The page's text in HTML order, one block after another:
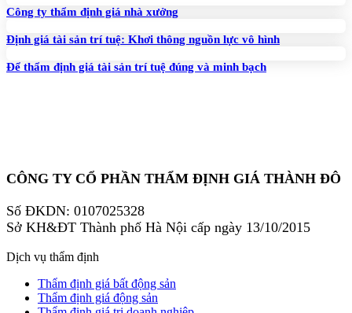
Công ty thẩm định giá nhà xưởng
Định giá tài sản trí tuệ: Khơi thông nguồn lực vô hình
Để thẩm định giá tài sản trí tuệ đúng và minh bạch
CÔNG TY CỔ PHẦN THẨM ĐỊNH GIÁ THÀNH ĐÔ
Số ĐKDN: 0107025328
Sở KH&ĐT Thành phố Hà Nội cấp ngày 13/10/2015
Dịch vụ thẩm định
Thẩm định giá bất động sản
Thẩm định giá động sản